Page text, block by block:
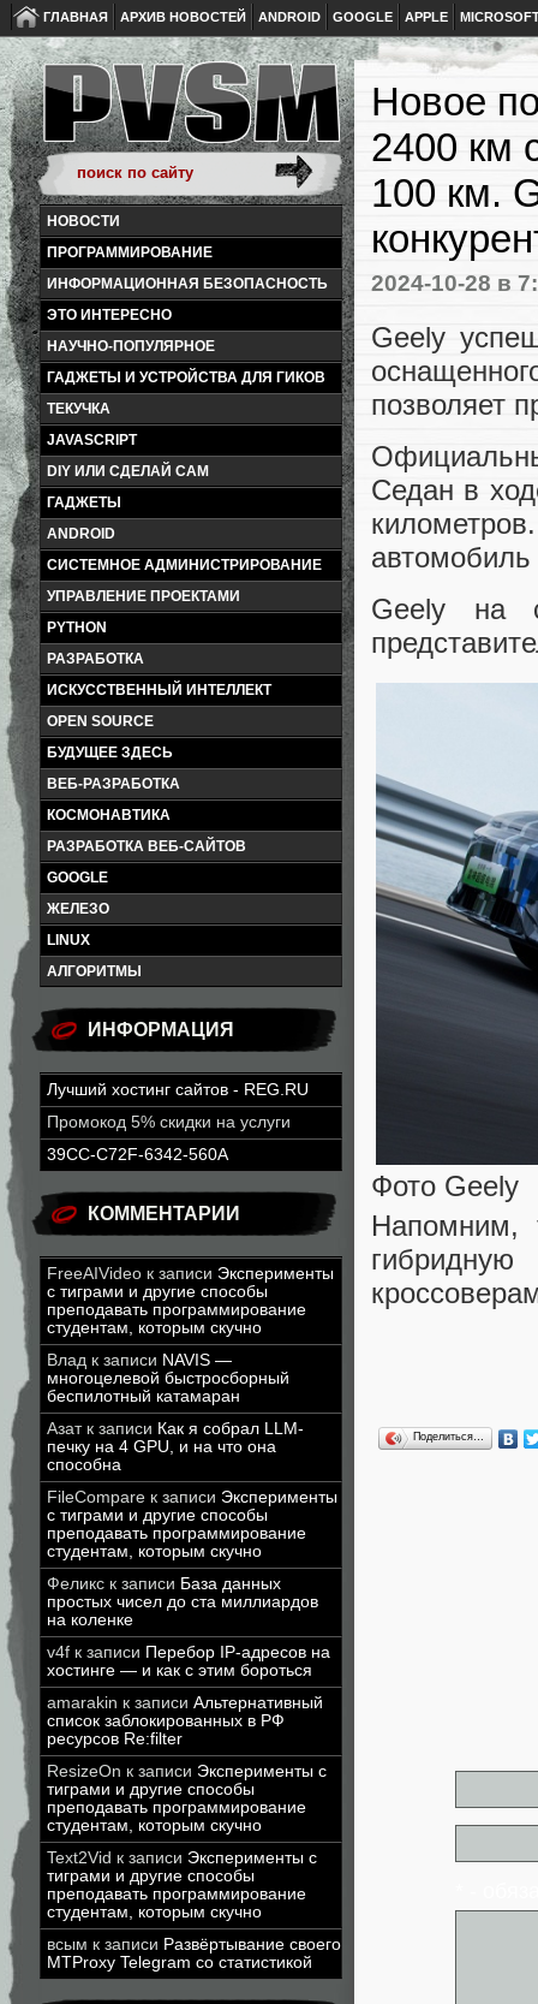
ГЛАВНАЯ АРХИВ НОВОСТЕЙ ANDROID GOOGLE APPLE
НОВОСТИ
ПРОГРАММИРОВАНИЕ
ИНФОРМАЦИОННАЯ БЕЗОПАСНОСТЬ
ЭТО ИНТЕРЕСНО
НАУЧНО-ПОПУЛЯРНОЕ
ГАДЖЕТЫ И УСТРОЙСТВА ДЛЯ ГИКОВ
ТЕКУЧКА
JAVASCRIPT
DIY ИЛИ СДЕЛАЙ САМ
ГАДЖЕТЫ
ANDROID
СИСТЕМНОЕ АДМИНИСТРИРОВАНИЕ
УПРАВЛЕНИЕ ПРОЕКТАМИ
PYTHON
РАЗРАБОТКА
ИСКУССТВЕННЫЙ ИНТЕЛЛЕКТ
OPEN SOURCE
БУДУЩЕЕ ЗДЕСЬ
ВЕБ-РАЗРАБОТКА
КОСМОНАВТИКА
РАЗРАБОТКА ВЕБ-САЙТОВ
GOOGLE
ЖЕЛЕЗО
LINUX
АЛГОРИТМЫ
ИНФОРМАЦИЯ
Лучший хостинг сайтов - REG.RU
Промокод 5% скидки на услуги
39CC-C72F-6342-560A
КОММЕНТАРИИ
FreeAIVideo к записи Эксперименты
с тиграми и другие способы
преподавать программирование
студентам, которым скучно
Влад к записи NAVIS —
многоцелевой быстросборный
беспилотный катамаран
Азатк записи Как я собрал LLM-
печку на 4 GPU, и на что она
способна
FileCompare к записи Эксперименты
с тиграми и другие способы
преподавать программирование
студентам, которым скучно
Феликс к записи База данных
простых чисел до ста миллиардов
на коленке
v4f к записи Перебор IP-адресов на
хостинге — и как с этим бороться
amarakin к записи Альтернативный
список заблокированных в РФ
ресурсов Re:filter
ResizeOn к записи Эксперименты с
тиграми и другие способы
преподавать программирование
студентам, которым скучно
Text2Vid к записи Эксперименты с
тиграми и другие способы
преподавать программирование
студентам, которым скучно
всым к записи Развёртывание своего
MTProxy Telegram со статистикой
Новое
2400 км
100 км.
2024-10-28 в
Geely
позволяет
Седан в
Geely на
Фото Geely
Напомним,
гибридную
Поделиться…